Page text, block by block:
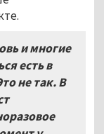
и многие
есть в
не так. В